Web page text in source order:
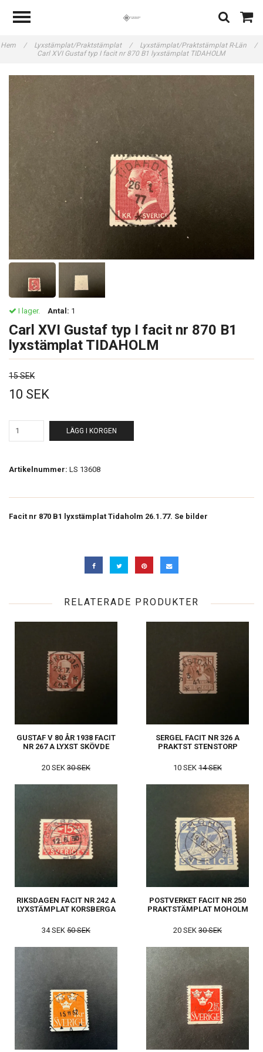
Hem / Lyxstämplat/Praktstämplat / Lyxstämplat/Praktstämplat R-Län
/
Carl XVI Gustaf typ I facit nr 870 B1 lyxstämplat TIDAHOLM
I lager. Antal: 1
Carl XVI Gustaf typ I facit nr 870 B1
lyxstämplat TIDAHOLM
15 SEK
10 SEK
LÄGG I KORGEN
Artikelnummer: LS 13608
Facit nr 870 B1 lyxstämplat Tidaholm 26.1.77. Se bilder
RELATERADE PRODUKTER
GUSTAF V 80 ÅR 1938 FACIT
NR 267 A LYXST SKÖVDE
20 SEK 30 SEK
SERGEL FACIT NR 326 A
PRAKTST STENSTORP
10 SEK 14 SEK
RIKSDAGEN FACIT NR 242 A
LYXSTÄMPLAT KORSBERGA
34 SEK 50 SEK
POSTVERKET FACIT NR 250
PRAKTSTÄMPLAT MOHOLM
20 SEK 30 SEK